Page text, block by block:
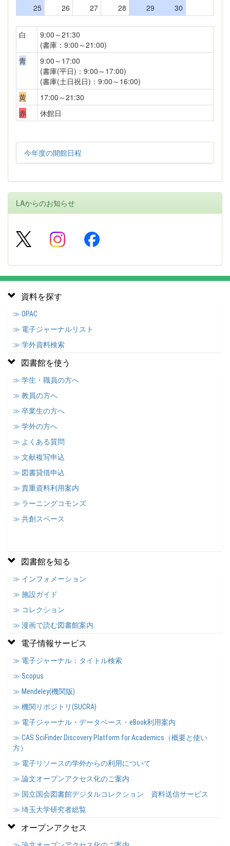
25
26 27 28 29 30
白
9:00～21:30
(書庫：9:00～21:00)
青
9:00～17:00
(書庫(平日)：9:00～17:00)
(書庫(土日祝日)：9:00～16:00)
黄
17:00～21:30
赤
休館日
今年度の開館日程
LAからのお知らせ
資料を探す
≫ OPAC
≫ 電子ジャーナルリスト
≫ 学外資料検索
図書館を使う
≫ 学生・職員の方へ
≫ 教員の方へ
≫ 卒業生の方へ
≫ 学外の方へ
≫ よくある質問
≫ 文献複写申込
≫ 図書貸借申込
≫ 貴重資料利用案内
≫ ラーニングコモンズ
≫ 共創スペース
図書館を知る
≫ インフォメーション
≫ 施設ガイド
≫ コレクション
≫ 漫画で読む図書館案内
電子情報サービス
≫ 電子ジャーナル：タイトル検索
≫ Scopus
≫ Mendeley(機関版)
≫ 機関リポジトリ(SUCRA)
≫ 電子ジャーナル・データベース・eBook利用案内
≫ CAS SciFinder Discovery Platform for Academics（概要と使い
方）
≫ 電子リソースの学外からの利用について
≫ 論文オープンアクセス化のご案内
≫ 国立国会図書館デジタルコレクション 資料送信サービス
≫ 埼玉大学研究者総覧
オープンアクセス